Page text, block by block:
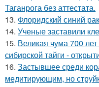
Таганрога без аттестата.
13. Флоридский синий
14. Ученые заставили
15. Великая чума 700
сибирской тайги -
16. Застывшее среди
медитирующим, но